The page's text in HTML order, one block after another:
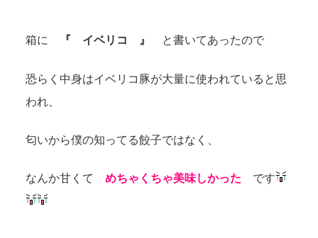
箱に 『 イベリコ 』 と書いてあったので
恐らく中身はイベリコ豚が大量に使われていると思
われ、
匂いから僕の知ってる餃子ではなく、
なんか甘くて めちゃくちゃ美味しかった です